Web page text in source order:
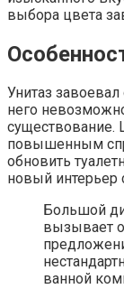
выбора цвета
Унитаз
него
существование.
повышенным
обновить
новый интерьер
Большой
вызывает
ванной